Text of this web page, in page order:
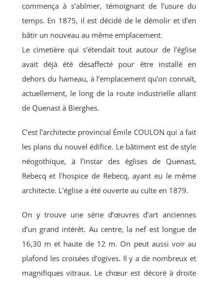
Annonces
Contact
commença à s’abîmer, témoignant de l’usure du
temps. En 1875, il est décidé de le démolir et d’en
bâtir un nouveau au même emplacement.
Le cimetière qui s’étendait tout autour de l’église
avait déjà été désaffecté pour être installé en
dehors du hameau, à l’emplacement qu’on connaît,
actuellement, le long de la route industrielle allant
de Quenast à Bierghes.
C’est l’architecte provincial Émile COULON qui a fait
les plans du nouvel édifice. Le bâtiment est de style
néogothique, à l’instar des églises de Quenast,
Rebecq et l’hospice de Rebecq, ayant eu le même
architecte. L’église a été ouverte au culte en 1879.
On y trouve une série d’œuvres d’art anciennes
d’un grand intérêt. Au centre, la nef est longue de
16,30 m et haute de 12 m. On peut aussi voir au
plafond les croisées d’ogives. Il y a de nombreux et
magnifiques vitraux. Le chœur est décoré à droite